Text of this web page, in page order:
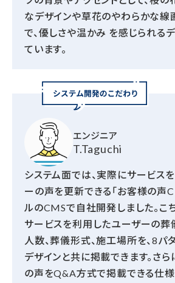
なデザインや草花のやわらかな線
で、優しさや温かみ を感じられる
ています。
エンジニア
T.Taguchi
システム面では、実際にサービス
ーの声を更新できる「お客様の声
ルのCMSで自社開発しました。こ
サービスを利用したユーザーの葬
人数、葬儀形式、施工場所を、8パ
デザインと共に掲載できます。さら
の声をQ&A方式で掲載できる仕